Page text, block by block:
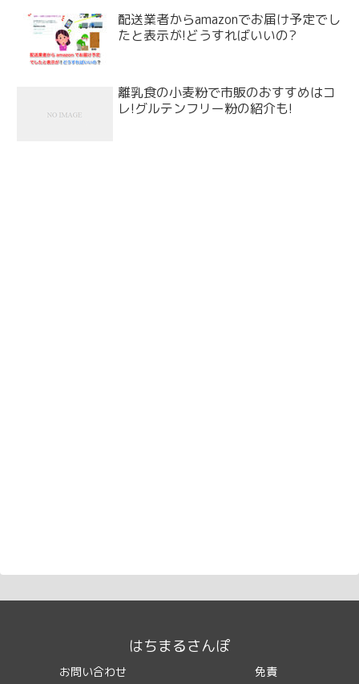
配送業者からamazonでお届け予定でし
たと表示が!どうすればいいの?
離乳食の小麦粉で市販のおすすめはコ
レ!グルテンフリー粉の紹介も!
はちまるさんぽ
お問い合わせ 免責